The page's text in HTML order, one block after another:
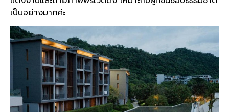
เป็นอย่างมากค่ะ